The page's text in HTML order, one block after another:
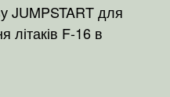
JUMPSTART для
літаків F-16 в